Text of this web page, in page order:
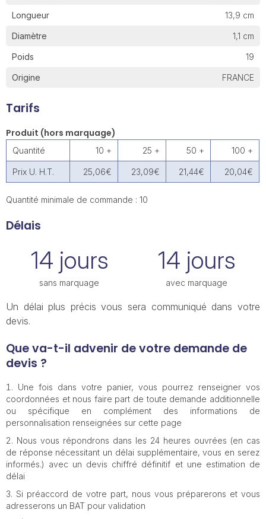
Longueur 13,9 cm
Diamètre 1,1 cm
Poids 19
Origine FRANCE
Tarifs
Produit (hors marquage)
Quantité 10 + 25 + 50 + 100 +
Prix U. H.T. 25,06€ 23,09€ 21,44€ 20,04€
Quantité minimale de commande : 10
Délais
14 jours
sans marquage
14 jours
avec marquage
Un délai plus précis vous sera communiqué dans votre
devis.
Que va-t-il advenir de votre demande de
devis ?
Une fois dans votre panier, vous pourrez renseigner vos
coordonnées et nous faire part de toute demande additionnelle
ou spécifique en complément des informations de
personnalisation renseignées sur cette page
Nous vous répondrons dans les 24 heures ouvrées (en cas
de réponse nécessitant un délai supplémentaire, vous en serez
informés.) avec un devis chiffré définitif et une estimation de
délai
Si préaccord de votre part, nous vous préparerons et vous
adresserons un BAT pour validation